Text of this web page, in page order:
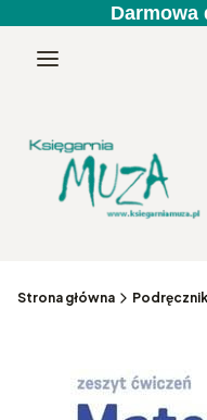
Darmowa
Menu
Strona główna